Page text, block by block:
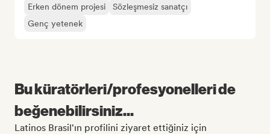
Erken dönem projesi
Sözleşmesiz sanatçı
Genç yetenek
Bu küratörleri/profesyonelleri de
beğenebilirsiniz...
Latinos Brasil'ın profilini ziyaret ettiğiniz için